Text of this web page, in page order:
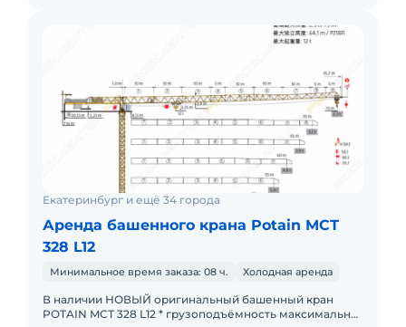
Екатеринбург и ещё 34 города
Аренда башенного крана Potain MCТ
328 L12
Минимальное время заказа: 08 ч. Холодная аренда
В наличии НОВЫЙ оригинальный башенный кран
POTAIN MCТ 328 L12 * грузоподъёмность максимальная